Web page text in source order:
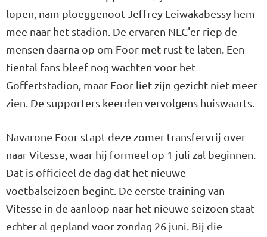
lopen, nam ploeggenoot Jeffrey Leiwakabessy hem
mee naar het stadion. De ervaren NEC'er riep de
mensen daarna op om Foor met rust te laten. Een
tiental fans bleef nog wachten voor het
Goffertstadion, maar Foor liet zijn gezicht niet meer
zien. De supporters keerden vervolgens huiswaarts.
Navarone Foor stapt deze zomer transfervrij over
naar Vitesse, waar hij formeel op 1 juli zal beginnen.
Dat is officieel de dag dat het nieuwe
voetbalseizoen begint. De eerste training van
Vitesse in de aanloop naar het nieuwe seizoen staat
echter al gepland voor zondag 26 juni. Bij die